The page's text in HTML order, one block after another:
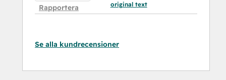
Rapportera
original text
Se alla kundrecensioner